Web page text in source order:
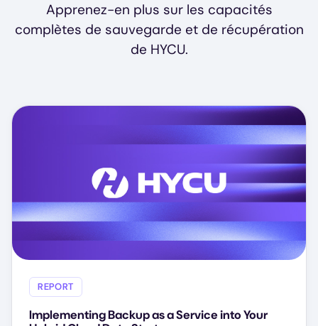
Apprenez-en plus sur les capacités
complètes de sauvegarde et de récupération
de HYCU.
REPORT
Implementing Backup as a Service into Your